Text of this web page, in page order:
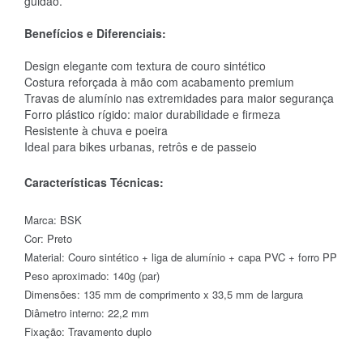
Benefícios e Diferenciais:
Design elegante com textura de couro sintético
Costura reforçada à mão com acabamento premium
Travas de alumínio nas extremidades para maior segurança
Forro plástico rígido: maior durabilidade e firmeza
Resistente à chuva e poeira
Ideal para bikes urbanas, retrôs e de passeio
Características Técnicas:
Marca: BSK
Cor: Preto
Material: Couro sintético + liga de alumínio + capa PVC + forro PP
Peso aproximado: 140g (par)
Dimensões: 135 mm de comprimento x 33,5 mm de largura
Diâmetro interno: 22,2 mm
Fixação: Travamento duplo